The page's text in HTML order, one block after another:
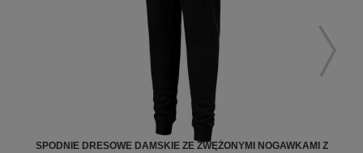
SPODNIE DRESOWE DAMSKIE ZE ZWĘŻONYMI NOGAWKAMI Z